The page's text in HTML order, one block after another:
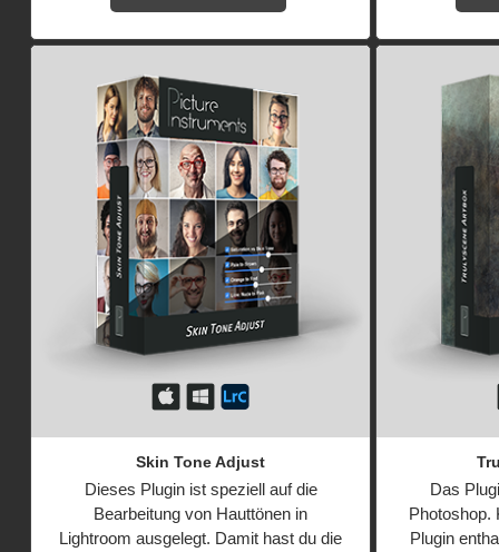
Skin Tone Adjust
Dieses Plugin ist speziell auf die
Bearbeitung von Hauttönen in
Lightroom ausgelegt. Damit hast du die
Das
Photoshop.
Plugin